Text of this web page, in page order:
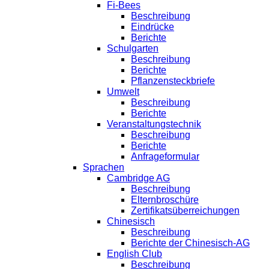
Fi-Bees
Beschreibung
Eindrücke
Berichte
Schulgarten
Beschreibung
Berichte
Pflanzensteckbriefe
Umwelt
Beschreibung
Berichte
Veranstaltungstechnik
Beschreibung
Berichte
Anfrageformular
Sprachen
Cambridge AG
Beschreibung
Elternbroschüre
Zertifikatsüberreichungen
Chinesisch
Beschreibung
Berichte der Chinesisch-AG
English Club
Beschreibung